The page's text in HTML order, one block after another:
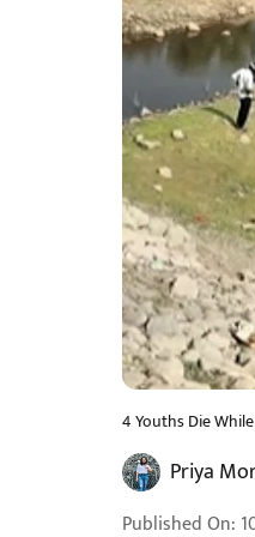
4 Youths Die
Priya
Published On: